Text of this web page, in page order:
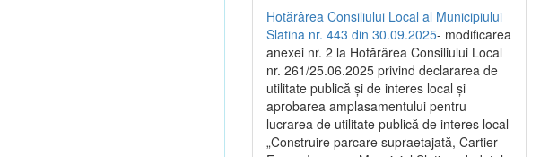
Hotărârea Consiliului Local al Municipiului
Slatina nr. 443 din 30.09.2025- modificarea
anexei nr. 2 la Hotărârea Consiliului Local
nr. 261/25.06.2025 privind declararea de
utilitate publică şi de interes local şi
aprobarea amplasamentului pentru
lucrarea de utilitate publică de interes local
„Construire parcare supraetajată, Cartier